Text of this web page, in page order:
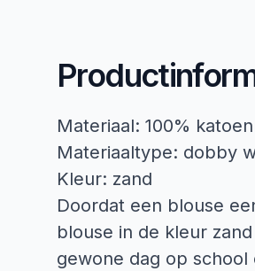
Materiaal: 100% katoen
Materiaaltype: dobby
Kleur: zand
Doordat een blouse
blouse in de kleur
gewone dag op